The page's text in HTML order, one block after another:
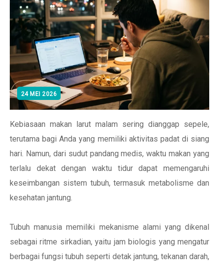
24 MEI 2026
Kebiasaan makan larut malam sering dianggap sepele,
terutama bagi Anda yang memiliki aktivitas padat di siang
hari. Namun, dari sudut pandang medis, waktu makan yang
terlalu dekat dengan waktu tidur dapat memengaruhi
keseimbangan sistem tubuh, termasuk metabolisme dan
kesehatan jantung.
Tubuh manusia memiliki mekanisme alami yang dikenal
sebagai ritme sirkadian, yaitu jam biologis yang mengatur
berbagai fungsi tubuh seperti detak jantung, tekanan darah,